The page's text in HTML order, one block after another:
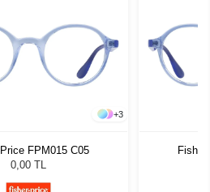
+3
FPM015 C05
0,00 TL
Fisher